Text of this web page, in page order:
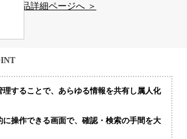
製品詳細ページへ ＞
理することで、あらゆる情報を共有し属人化
に操作できる画面で、確認・検索の手間を大